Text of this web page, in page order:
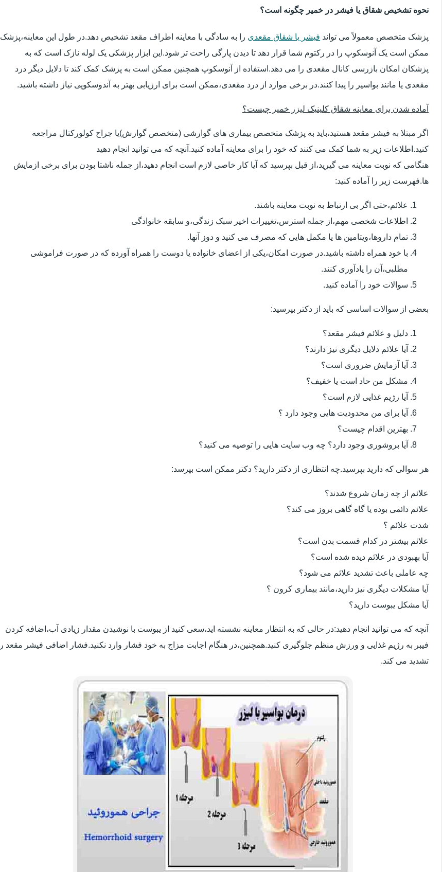
نحوه تشخیص شقاق یا فیشر در خمیر چگونه است؟
پزشک متخصص معمولاً می تواند فیشر یا شقاق مقعدی را به سادگی با معاینه اطراف مقعد تشخیص دهد.در طول این معاینه،پزشک
ممکن است یک آنوسکوپ را در رکتوم شما قرار دهد تا دیدن پارگی راحت تر شود.این ابزار پزشکی یک لوله نازک است که به
پزشکان امکان بازرسی کانال مقعدی را می دهد.استفاده از آنوسکوپ همچنین ممکن است به پزشک کمک کند تا دلایل دیگر درد
مقعدی یا مانند بواسیر را پیدا کنند.در برخی موارد از درد مقعدی،ممکن است برای ارزیابی بهتر به آندوسکوپی نیاز داشته باشید.
آماده شدن برای معاینه شقاق کلینیک لیزر خمیر چیست؟
اگر مبتلا به فیشر مقعد هستید،باید به پزشک متخصص بیماری های گوارشی (متخصص گوارش)یا جراح کولورکتال مراجعه
کنید.اطلاعات زیر به شما کمک می کنند که خود را برای معاینه آماده کنید.آنچه که می توانید انجام دهید
هنگامی که نوبت معاینه می گیرید،از قبل بپرسید که آیا کار خاصی لازم است انجام دهید،از جمله ناشتا بودن برای برخی ازمایش
ها.فهرست زیر را آماده کنید:
علائم،حتی اگر بی ارتباط به نوبت معاینه باشند.
اطلاعات شخصی مهم،از جمله استرس،تغییرات اخیر سبک زندگی،و سابقه خانوادگی
تمام داروها،ویتامین ها یا مکمل هایی که مصرف می کنید و دوز آنها.
با خود همراه داشته باشید.در صورت امکان،یکی از اعضای خانواده یا دوست را همراه آورده که در صورت فراموشی
مطلبی،آن را یادآوری کنند.
سوالات خود را آماده کنید.
بعضی از سوالات اساسی که باید از دکتر بپرسید:
دلیل و علائم فیشر مقعد؟
آیا علائم دلایل دیگری نیز دارند؟
آیا آزمایش ضروری است؟
مشکل من حاد است یا خفیف؟
آیا رژیم غذایی لازم است؟
آیا برای من محدودیت هایی وجود دارد ؟
بهترین اقدام چیست؟
آیا بروشوری وجود دارد؟ چه وب سایت هایی را توصیه می کنید؟
هر سوالی که دارید بپرسید.چه انتظاری از دکتر دارید؟ دکتر ممکن است بپرسد:
علائم از چه زمان شروع شدند؟
علائم دائمی بوده یا گاه گاهی بروز می کند؟
شدت علائم ؟
علائم بیشتر در کدام قسمت بدن است؟
آیا بهبودی در علائم دیده شده است؟
چه عاملی باعث تشدید علائم می شود؟
آیا مشکلات دیگری نیز دارید،مانند بیماری کرون ؟
آیا مشکل یبوست دارید؟
آنچه که می توانید انجام دهید:در حالی که به انتظار معاینه نشسته اید،سعی کنید از یبوست با نوشیدن مقدار زیادی آب،اضافه کردن
فیبر به رژیم غذایی و ورزش منظم جلوگیری کنید.همچنین،در هنگام اجابت مزاج به خود فشار وارد نکنید.فشار اضافی فیشر مقعد را
تشدید می کند.